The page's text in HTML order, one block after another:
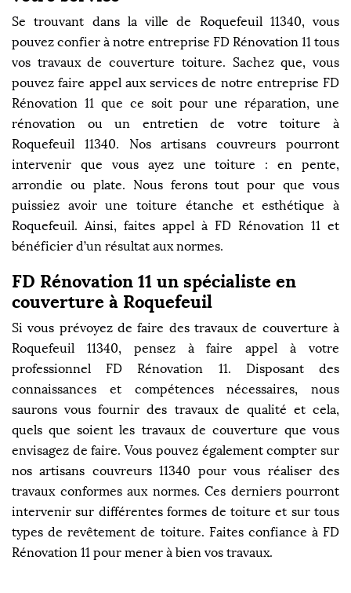
Se trouvant dans la ville de Roquefeuil 11340, vous
pouvez confier à notre entreprise FD Rénovation 11 tous
vos travaux de couverture toiture. Sachez que, vous
pouvez faire appel aux services de notre entreprise FD
Rénovation 11 que ce soit pour une réparation, une
rénovation ou un entretien de votre toiture à
Roquefeuil 11340. Nos artisans couvreurs pourront
intervenir que vous ayez une toiture : en pente,
arrondie ou plate. Nous ferons tout pour que vous
puissiez avoir une toiture étanche et esthétique à
Roquefeuil. Ainsi, faites appel à FD Rénovation 11 et
bénéficier d’un résultat aux normes.
FD Rénovation 11 un spécialiste en
couverture à Roquefeuil
Si vous prévoyez de faire des travaux de couverture à
Roquefeuil 11340, pensez à faire appel à votre
professionnel FD Rénovation 11. Disposant des
connaissances et compétences nécessaires, nous
saurons vous fournir des travaux de qualité et cela,
quels que soient les travaux de couverture que vous
envisagez de faire. Vous pouvez également compter sur
nos artisans couvreurs 11340 pour vous réaliser des
travaux conformes aux normes. Ces derniers pourront
intervenir sur différentes formes de toiture et sur tous
types de revêtement de toiture. Faites confiance à FD
Rénovation 11 pour mener à bien vos travaux.